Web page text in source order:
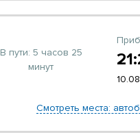
В пути: 5 часов 25
минут
Смотреть места: